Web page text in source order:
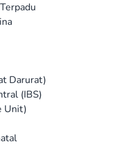
Darurat)
(IBS)
Unit)